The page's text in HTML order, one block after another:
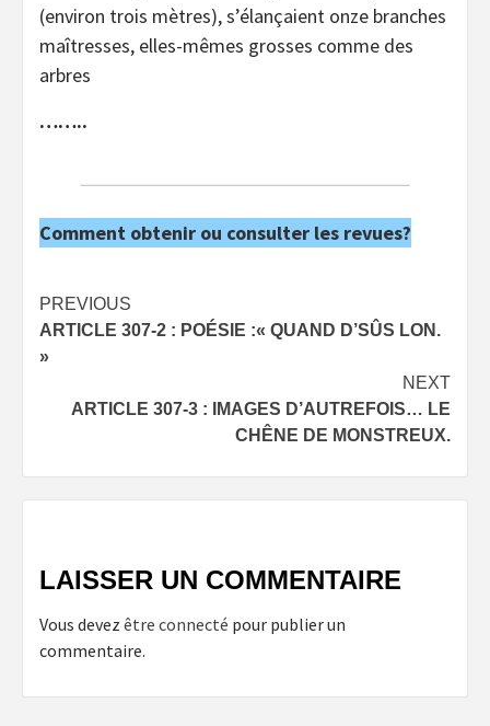
(environ trois mètres), s’élançaient onze branches
maîtresses, elles-mêmes grosses comme des
arbres
……..
Comment obtenir ou consulter les revues?
Post
navigation
PREVIOUS
ARTICLE 307-2 : POÉSIE :« QUAND D’SÛS LON.
»
NEXT
ARTICLE 307-3 : IMAGES D’AUTREFOIS… LE
CHÊNE DE MONSTREUX.
LAISSER UN COMMENTAIRE
Vous devez être connecté pour publier un
commentaire.